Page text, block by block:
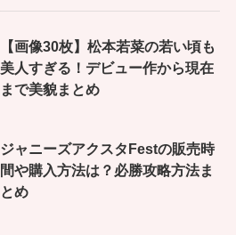
【画像30枚】松本若菜の若い頃も
美人すぎる！デビュー作から現在
まで美貌まとめ
ジャニーズアクスタFestの販売時
間や購入方法は？必勝攻略方法ま
とめ